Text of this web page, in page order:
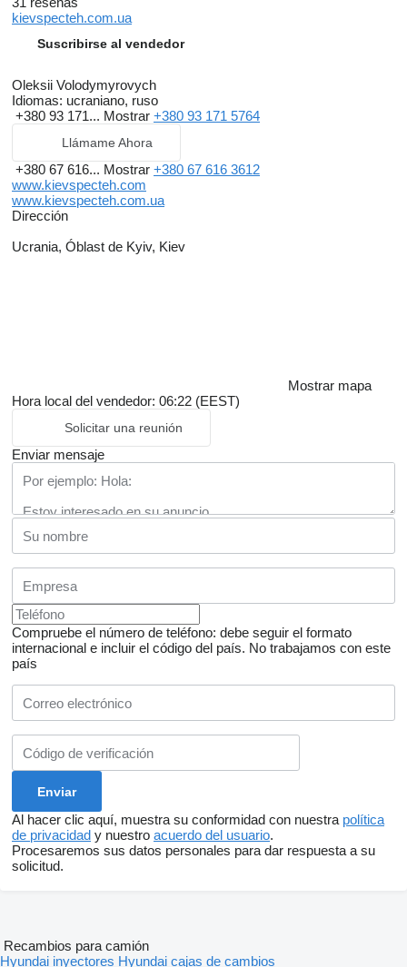
kievspecteh.com.ua
Suscribirse al vendedor
Oleksii Volodymyrovych
Idiomas: ucraniano, ruso
+380 93 171... Mostrar +380 93 171 5764
Llámame Ahora
+380 67 616... Mostrar +380 67 616 3612
www.kievspecteh.com
www.kievspecteh.com.ua
Dirección
Ucrania, Óblast de Kyiv, Kiev
Mostrar mapa
Hora local del vendedor: 06:22 (EEST)
Solicitar una reunión
Enviar mensaje
Compruebe el número de teléfono: debe seguir el formato
internacional e incluir el código del país. No trabajamos con este
país
Al hacer clic aquí, muestra su conformidad con nuestra política
de privacidad y nuestro acuerdo del usuario.
Procesaremos sus datos personales para dar respuesta a su
solicitud.
Recambios para camión
Hyundai inyectores Hyundai cajas de cambios